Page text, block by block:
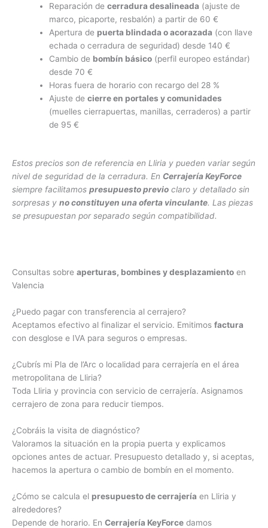
Reparación de cerradura desalineada (ajuste de
marco, picaporte, resbalón) a partir de 60 €
Apertura de puerta blindada o acorazada (con llave
echada o cerradura de seguridad) desde 140 €
Cambio de bombín básico(perfil europeo estándar)
desde 70 €
Horas fuera de horario con recargo del 28 %
Ajuste de cierre en portales y comunidades
(muelles cierrapuertas, manillas, cerraderos) a partir
de 95 €
Estos precios son de referencia en Lliria y pueden variar según
nivel de seguridad de la cerradura. En Cerrajería KeyForce
siempre facilitamos presupuesto previo claro y detallado sin
sorpresas y no constituyen una oferta vinculante. Las piezas
se presupuestan por separado según compatibilidad.
Consultas sobre aperturas, bombines y desplazamiento en
Valencia
¿Puedo pagar con transferencia al cerrajero?
Aceptamos efectivo al finalizar el servicio. Emitimos factura
con desglose e IVA para seguros o empresas.
¿Cubrís mi Pla de l’Arc o localidad para cerrajería en el área
metropolitana de Lliria?
Toda Lliria y provincia con servicio de cerrajería. Asignamos
cerrajero de zona para reducir tiempos.
¿Cobráis la visita de diagnóstico?
Valoramos la situación en la propia puerta y explicamos
opciones antes de actuar. Presupuesto detallado y, si aceptas,
hacemos la apertura o cambio de bombín en el momento.
¿Cómo se calcula el presupuesto de cerrajería en Lliria y
alrededores?
Depende de horario. En Cerrajería KeyForce damos